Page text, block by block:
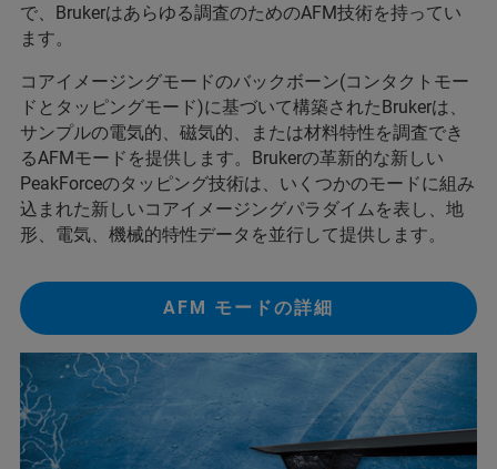
で、Brukerはあらゆる調査のためのAFM技術を持ってい
ます。
コアイメージングモードのバックボーン(コンタクトモー
ドとタッピングモード)に基づいて構築されたBrukerは、
サンプルの電気的、磁気的、または材料特性を調査でき
るAFMモードを提供します。Brukerの革新的な新しい
PeakForceのタッピング技術は、いくつかのモードに組み
込まれた新しいコアイメージングパラダイムを表し、地
形、電気、機械的特性データを並行して提供します。
AFM モードの詳細